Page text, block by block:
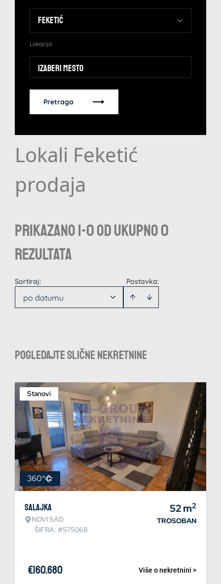
Lokacija
Izaberi mesto
Pretraga
Lokali Feketić
prodaja
Prikazano 1-0 od ukupno 0
rezultata
Postavka:
Sortiraj:
po datumu
Pogledajte slične nekretnine
Stanovi
360°
Salajka
NOVI SAD
ŠIFRA: #575068
52m2
TROSOBAN
Više o nekretnini >
€160.680